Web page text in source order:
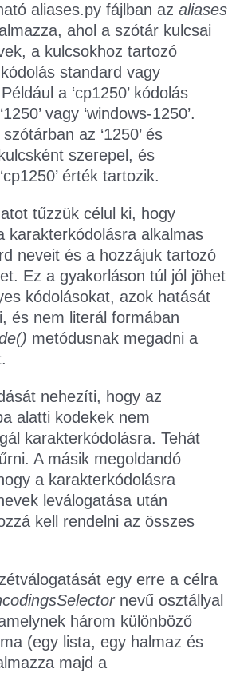
aliases.py fájlban az aliases
ahol a szótár kulcsai
a kulcsokhoz tartozó
standard vagy
a ‘cp1250’ kódolás
vagy ‘windows-1250’.
szótárban az ‘1250’ és
szerepel, és
érték tartozik.
tűzzük célul ki, hogy
karakterkódolásra alkalmas
neveit és a hozzájuk tartozó
Ez a gyakorláson túl jól jöhet
kódolásokat, azok hatását
és nem literál formában
metódusnak megadni a
nehezíti, hogy az
alatti kodekek nem
karakterkódolásra. Tehát
A másik megoldandó
a karakterkódolásra
leválogatása után
kell rendelni az összes
egy erre a célra
nevű osztállyal
három különböző
(egy lista, egy halmaz és
majd a